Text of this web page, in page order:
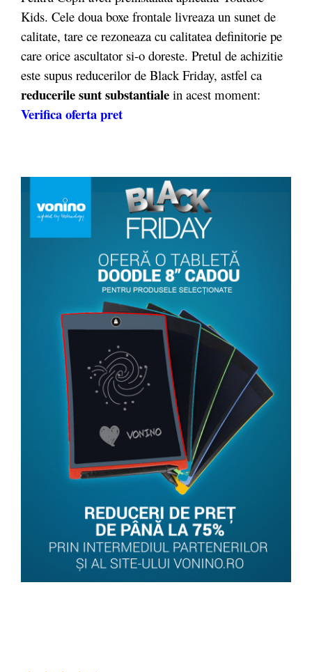
Kids. Cele doua boxe frontale livreaza un sunet de
calitate, tare ce rezoneaza cu calitatea definitorie pe
care orice ascultator si-o doreste. Pretul de achizitie
este supus reducerilor de Black Friday, astfel ca
reducerile sunt substantiale in acest moment:
Verifica oferta pret